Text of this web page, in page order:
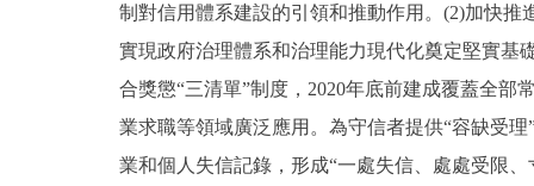
制對信用體系建設的引領和推動作用。(2)加快
實現政府治理體系和治理能力現代化奠定堅實基
合獎懲“三清單”制度，2020年底前建成覆蓋全
業求職等領域廣泛應用。為守信者提供“容缺受
業和個人失信記錄，形成“一處失信、處處受限